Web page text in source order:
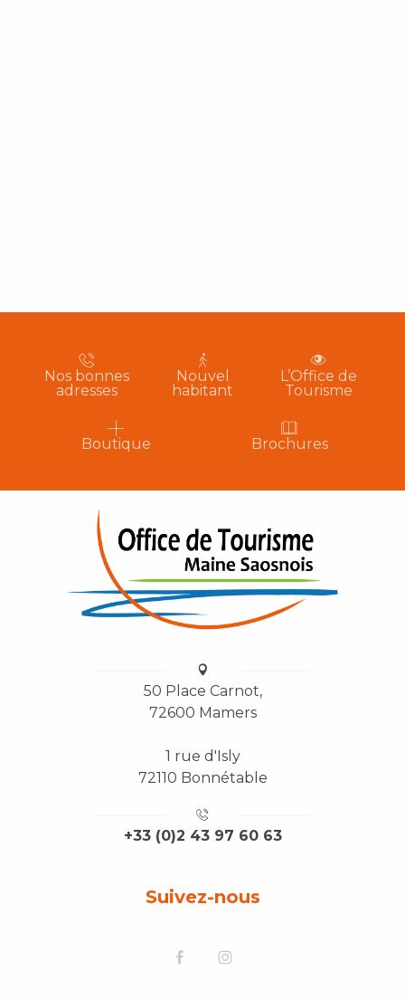
Nos bonnes
adresses
Nouvel
habitant
L’Office de
Tourisme
Boutique Brochures
50 Place Carnot,
72600 Mamers
1 rue d'Isly
72110 Bonnétable
+33 (0)2 43 97 60 63
Suivez-nous